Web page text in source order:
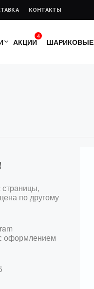
КОНТАКТЫ
4
АКЦИИ ШАРИКОВЫЕ
страницы,
по другому
оформлением